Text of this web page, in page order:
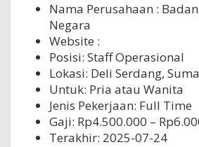
Nama Perusahaan :
Negara
Website :
Posisi: Staff Operasional
Lokasi: Deli Serdang,
Untuk: Pria atau Wanita
Jenis Pekerjaan: Full Time
Gaji: Rp4.500.000 – Rp
Terakhir: 2025-07-24